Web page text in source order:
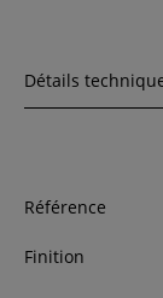
Détails
Référence
Finition